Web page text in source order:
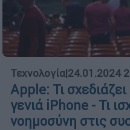
Τεχνολογία|24.01.2024
Apple: Τι
γενιά iPhone - Τι
νοημοσύνη στις